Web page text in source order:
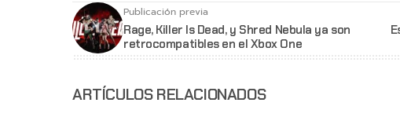
Publicación previa
Rage, Killer Is Dead, y Shred Nebula ya son
retrocompatibles en el Xbox One
ARTÍCULOS RELACIONADOS